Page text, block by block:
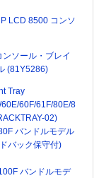
LCD 8500 コンソ
ンソール・ブレイ
(81Y5286)
Tray
60F/61F/80E/8
02)
バンドルモデル
バック保守付)
バンドルモデ